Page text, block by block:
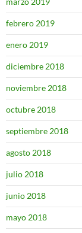
febrero 2019
enero 2019
diciembre 2018
noviembre 2018
octubre 2018
septiembre 2018
agosto 2018
julio 2018
junio 2018
mayo 2018